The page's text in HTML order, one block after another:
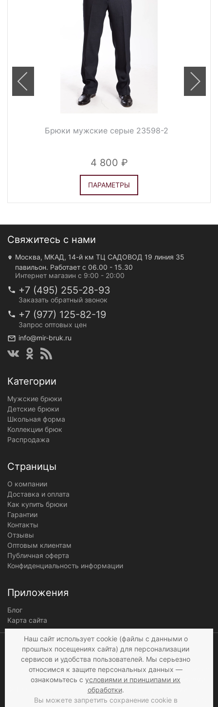
Брюки мужские серые 23598-2
4 800
ПАРАМЕТРЫ
Свяжитесь с нами
Москва, МКАД, 14-й км ТЦ САДОВОД 19 линия 35
павильон. Работает с 06.00 - 15.30
Интернет магазин с 9:00 - 20:00
+7 (495) 255-28-93
Заказать обратный звонок
+7 (977) 125-82-19
Запрос оптовых цен
info@mir-bruk.ru
Категории
Мужские брюки
Детские брюки
Школьная форма
Коллекции брюк
Распродажа
Страницы
О компании
Доставка и оплата
Как купить брюки
Гарантии
Контакты
Отзывы
Оптовым клиентам
Публичная оферта
Конфиденциальность информации
Приложения
Блог
Карта сайта
© 1997 - 2026 «Мир брюк»
Мы получаем и
обрабатываем
персональные данные
посетителей нашего сайта в
соответствии сусловиями
а также c
продажи. Если вы не даете
Наш сайт использует cookie (файлы с данными о
прошлых посещениях сайта) для персонализации
сервисов и удобства пользователей. Мы серьезно
относимся к защите персональных данных —
ознакомьтесь с условиями и принципами их
обработки.
Вы можете запретить сохранение cookie в